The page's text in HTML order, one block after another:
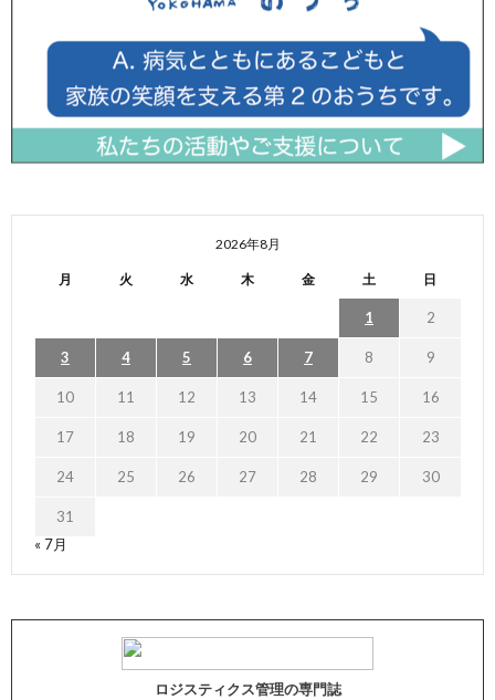
2026年8月
月 火 水 木 金 土 日
1 2
3 4 5 6 7 8 9
10 11 12 13 14 15 16
17 18 19 20 21 22 23
24 25 26 27 28 29 30
31
« 7月
ロジスティクス管理の専門誌